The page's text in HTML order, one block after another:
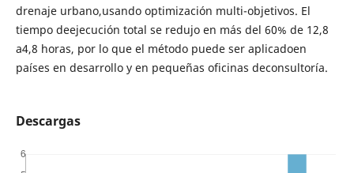
drenaje urbano,usando optimización multi-objetivos. El
tiempo deejecución total se redujo en más del 60% de 12,8
a4,8 horas, por lo que el método puede ser aplicadoen
países en desarrollo y en pequeñas oficinas deconsultoría.
Descargas